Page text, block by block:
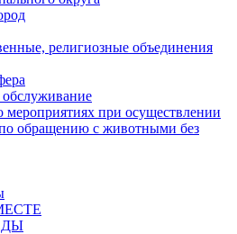
религиозные объединения
при осуществлении
по обращению с животными без